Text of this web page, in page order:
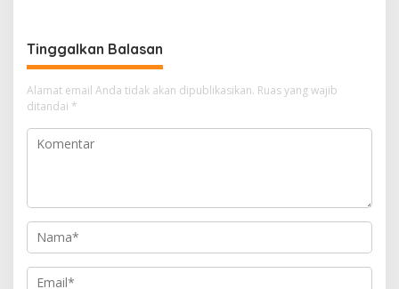
Tinggalkan Balasan
Alamat email Anda tidak akan dipublikasikan. Ruas yang wajib
ditandai *